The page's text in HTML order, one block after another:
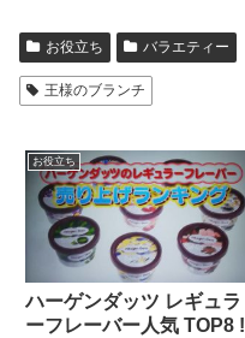
お役立ち バラエティー
王様のブランチ
お役立ち
ハーゲンダッツ レギュラ
ーフレーバー人気 TOP8 !